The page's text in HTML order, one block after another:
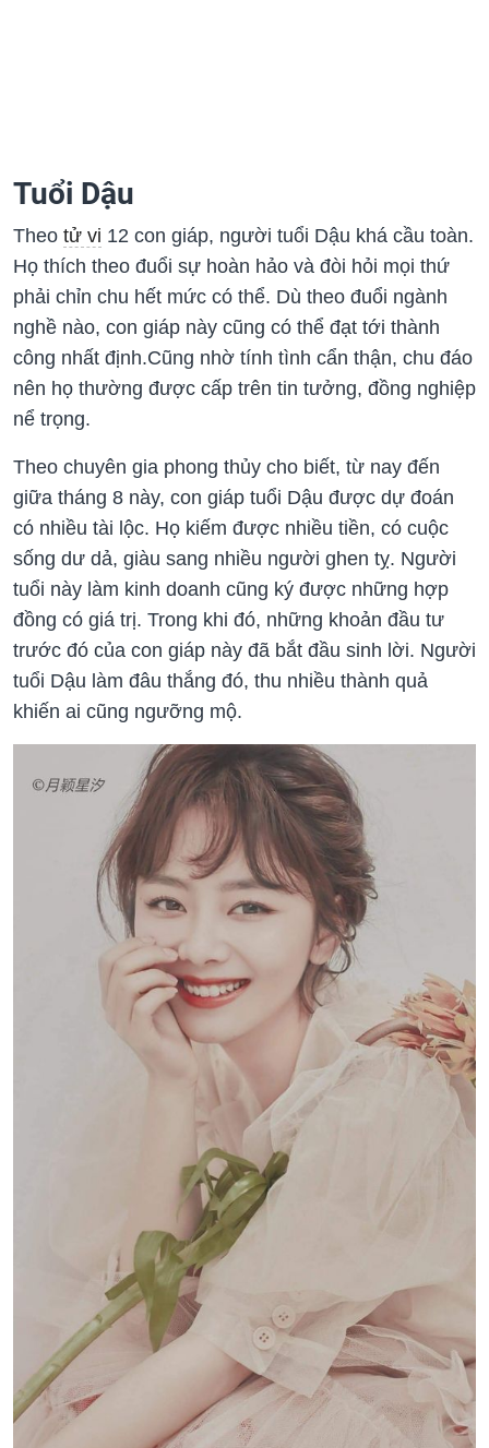
Tuổi Dậu
Theo tử vi 12 con giáp, người tuổi Dậu khá cầu toàn.
Họ thích theo đuổi sự hoàn hảo và đòi hỏi mọi thứ
phải chỉn chu hết mức có thể. Dù theo đuổi ngành
nghề nào, con giáp này cũng có thể đạt tới thành
công nhất định.Cũng nhờ tính tình cẩn thận, chu đáo
nên họ thường được cấp trên tin tưởng, đồng nghiệp
nể trọng.
Theo chuyên gia phong thủy cho biết, từ nay đến
giữa tháng 8 này, con giáp tuổi Dậu được dự đoán
có nhiều tài lộc. Họ kiếm được nhiều tiền, có cuộc
sống dư dả, giàu sang nhiều người ghen tỵ. Người
tuổi này làm kinh doanh cũng ký được những hợp
đồng có giá trị. Trong khi đó, những khoản đầu tư
trước đó của con giáp này đã bắt đầu sinh lời. Người
tuổi Dậu làm đâu thắng đó, thu nhiều thành quả
khiến ai cũng ngưỡng mộ.